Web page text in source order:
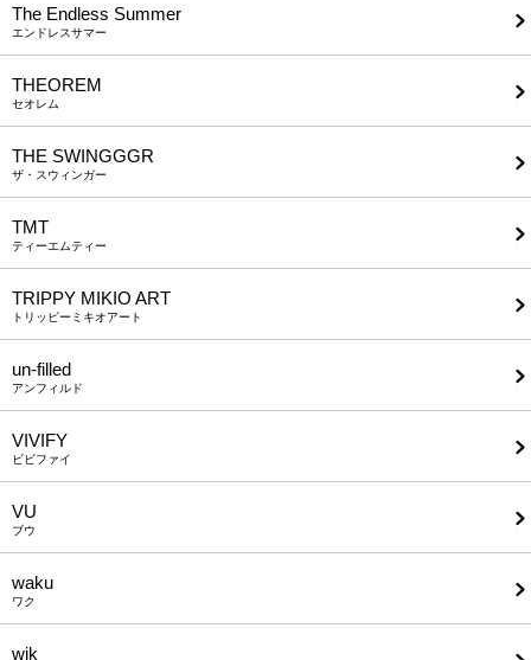
The Endless Summer
エンドレスサマー
THEOREM
セオレム
THE SWINGGGR
ザ・スウィンガー
TMT
ティーエムティー
TRIPPY MIKIO ART
トリッピーミキオアート
un-filled
アンフィルド
VIVIFY
ビビファイ
VU
ブウ
waku
ワク
wjk